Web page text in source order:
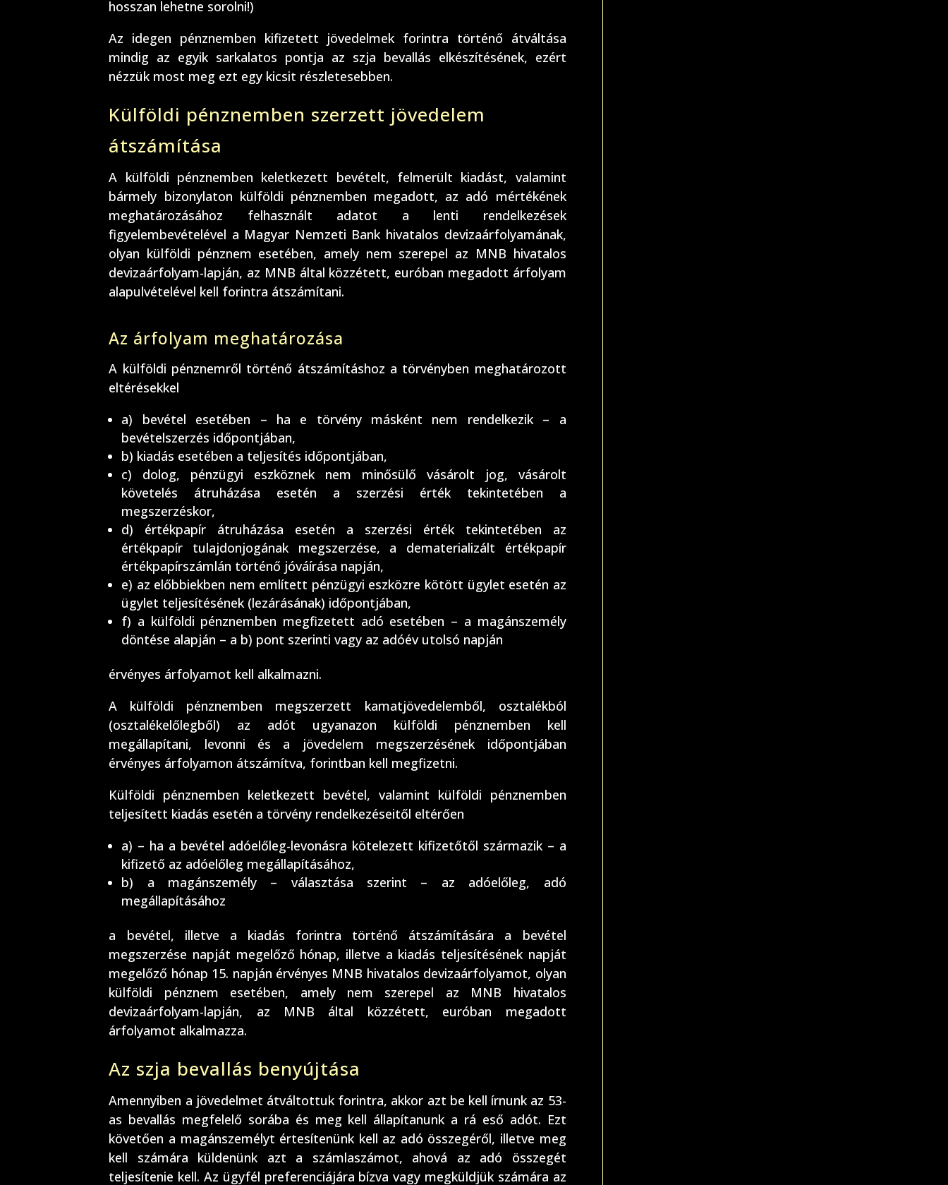
hosszan lehetne sorolni!)
Az idegen pénznemben kifizetett jövedelmek forintra történő átváltása
mindig az egyik sarkalatos pontja az szja bevallás elkészítésének, ezért
nézzük most meg ezt egy kicsit részletesebben.
Külföldi pénznemben szerzett jövedelem
átszámítása
A külföldi pénznemben keletkezett bevételt, felmerült kiadást, valamint
bármely bizonylaton külföldi pénznemben megadott, az adó mértékének
meghatározásához felhasznált adatot a lenti rendelkezések
figyelembevételével a Magyar Nemzeti Bank hivatalos devizaárfolyamának,
olyan külföldi pénznem esetében, amely nem szerepel az MNB hivatalos
devizaárfolyam-lapján, az MNB által közzétett, euróban megadott árfolyam
alapulvételével kell forintra átszámítani.
Az árfolyam meghatározása
A külföldi pénznemről történő átszámításhoz a törvényben meghatározott
eltérésekkel
a) bevétel esetében – ha e törvény másként nem rendelkezik – a
bevételszerzés időpontjában,
b) kiadás esetében a teljesítés időpontjában,
c) dolog, pénzügyi eszköznek nem minősülő vásárolt jog, vásárolt
követelés átruházása esetén a szerzési érték tekintetében a
megszerzéskor,
d) értékpapír átruházása esetén a szerzési érték tekintetében az
értékpapír tulajdonjogának megszerzése, a dematerializált értékpapír
értékpapírszámlán történő jóváírása napján,
e) az előbbiekben nem említett pénzügyi eszközre kötött ügylet esetén az
ügylet teljesítésének (lezárásának) időpontjában,
f) a külföldi pénznemben megfizetett adó esetében – a magánszemély
döntése alapján – a b) pont szerinti vagy az adóév utolsó napján
érvényes árfolyamot kell alkalmazni.
A külföldi pénznemben megszerzett kamatjövedelemből, osztalékból
(osztalékelőlegből) az adót ugyanazon külföldi pénznemben kell
megállapítani, levonni és a jövedelem megszerzésének időpontjában
érvényes árfolyamon átszámítva, forintban kell megfizetni.
Külföldi pénznemben keletkezett bevétel, valamint külföldi pénznemben
teljesített kiadás esetén a törvény rendelkezéseitől eltérően
a) – ha a bevétel adóelőleg-levonásra kötelezett kifizetőtől származik – a
kifizető az adóelőleg megállapításához,
b) a magánszemély – választása szerint – az adóelőleg, adó
megállapításához
a bevétel, illetve a kiadás forintra történő átszámítására a bevétel
megszerzése napját megelőző hónap, illetve a kiadás teljesítésének napját
megelőző hónap 15. napján érvényes MNB hivatalos devizaárfolyamot, olyan
külföldi pénznem esetében, amely nem szerepel az MNB hivatalos
devizaárfolyam-lapján, az MNB által közzétett, euróban megadott
árfolyamot alkalmazza.
Az szja bevallás benyújtása
Amennyiben a jövedelmet átváltottuk forintra, akkor azt be kell írnunk az 53-
as bevallás megfelelő sorába és meg kell állapítanunk a rá eső adót. Ezt
követően a magánszemélyt értesítenünk kell az adó összegéről, illetve meg
kell számára küldenünk azt a számlaszámot, ahová az adó összegét
teljesítenie kell. Az ügyfél preferenciájára bízva vagy megküldjük számára az